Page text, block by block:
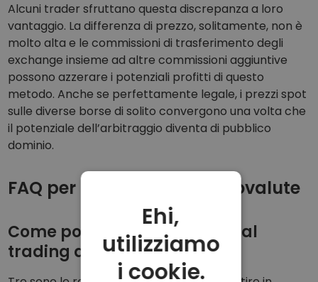
Alcuni trader sfruttano questa discrepanza a loro
vantaggio. La differenza di prezzo, solitamente, non è
molto alta e le commissioni di trasferimento degli
exchange insieme ad altre commissioni aggiuntive
possono azzerare i potenziali profitti di questo
metodo. Anche se perfettamente legale, i prezzi spot
sulle diverse borse di solito convergono una volta che
il potenziale dell’arbitraggio diventa di pubblico
dominio.
FAQ per la vendita di criptovalute
Come posso trarre profitto dal
trading di criptovalute?
Ehi,
utilizziamo
i cookie.